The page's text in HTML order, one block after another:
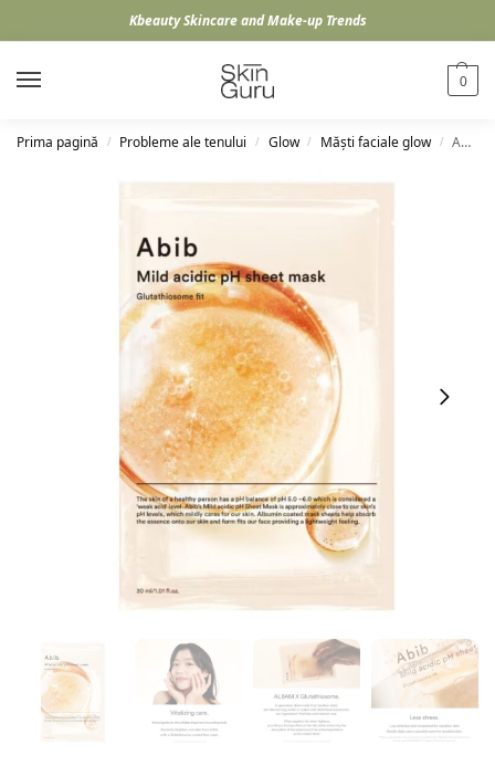
Kbeauty Skincare and Make-up Trends
0
Prima pagină / Probleme ale tenului / Glow / Măști faciale glow / Abib Mild Acidic Ph Sheet Mask Glutathiosome Fit, 30ml